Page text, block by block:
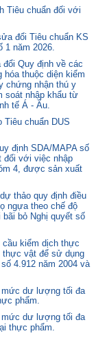
Tiêu chuẩn đối với
đổi Tiêu chuẩn KS
năm 2026.
Quy định về các
hóa thuộc diện kiểm
chứng nhận thú y
soát nhập khẩu từ
tế Á - Âu.
Tiêu chuẩn DUS
định SDA/MAPA số
đối với việc nhập
4, được sản xuất
thảo quy định điều
ngựa theo chế độ
bãi bỏ Nghị quyết số
cầu kiểm dịch thực
thực vật để sử dụng
4.912 năm 2004 và
mức dư lượng tối đa
phẩm.
mức dư lượng tối đa
thực phẩm.